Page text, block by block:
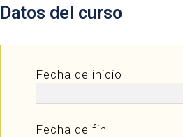
Datos del curso
Fecha de inicio
Fecha de fin